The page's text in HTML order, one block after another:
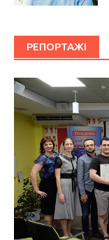
РЕПОРТАЖІ